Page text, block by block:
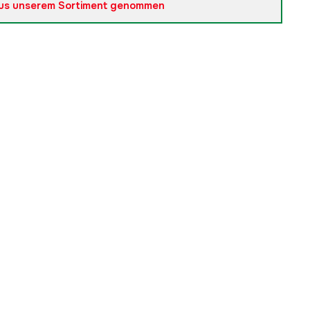
unserem Sortiment genommen